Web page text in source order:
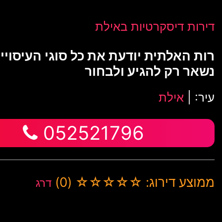
דירות דיסקרטיות באילת
רות האלתית יודעת את כל סוגי
נשאר רק להגיע ולבחור
עיר: | אילת
052521796
ממוצע דירוג: ☆☆☆☆☆ (0) דרג